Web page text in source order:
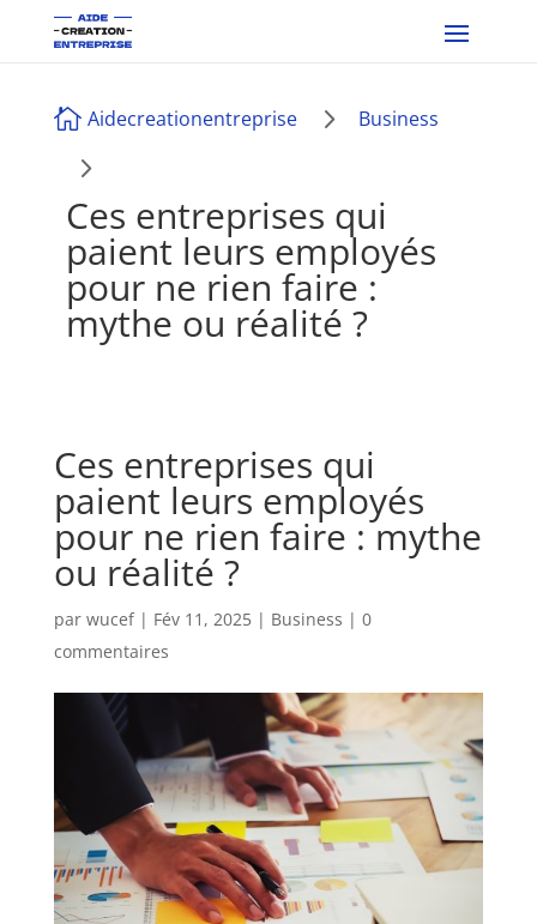
 Aidecreationentreprise 5 Business
5
Ces entreprises qui
paient leurs employés
pour ne rien faire :
mythe ou réalité ?
Ces entreprises qui
paient leurs employés
pour ne rien faire : mythe
ou réalité ?
par wucef| Fév 11, 2025| Business | 0
commentaires